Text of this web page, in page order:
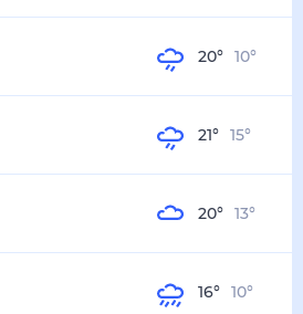
20° 10°
21° 15°
20° 13°
16° 10°